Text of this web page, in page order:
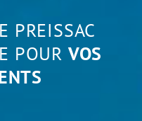
PREISSAC
POUR VOS